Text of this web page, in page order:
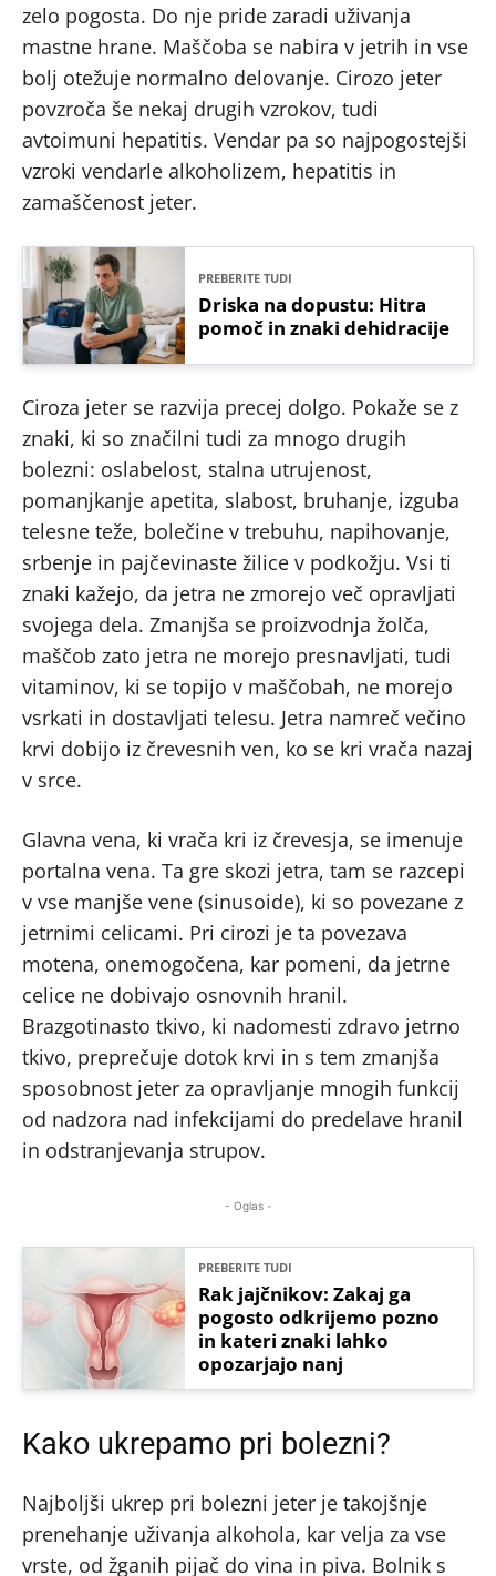
zelo pogosta. Do nje pride zaradi uživanja
mastne hrane. Maščoba se nabira v jetrih in vse
bolj otežuje normalno delovanje. Cirozo jeter
povzroča še nekaj drugih vzrokov, tudi
avtoimuni hepatitis. Vendar pa so najpogostejši
vzroki vendarle alkoholizem, hepatitis in
zamaščenost jeter.
PREBERITE TUDI
Driska na dopustu: Hitra
pomoč in znaki dehidracije
Ciroza jeter se razvija precej dolgo. Pokaže se z
znaki, ki so značilni tudi za mnogo drugih
bolezni: oslabelost, stalna utrujenost,
pomanjkanje apetita, slabost, bruhanje, izguba
telesne teže, bolečine v trebuhu, napihovanje,
srbenje in pajčevinaste žilice v podkožju. Vsi ti
znaki kažejo, da jetra ne zmorejo več opravljati
svojega dela. Zmanjša se proizvodnja žolča,
maščob zato jetra ne morejo presnavljati, tudi
vitaminov, ki se topijo v maščobah, ne morejo
vsrkati in dostavljati telesu. Jetra namreč večino
krvi dobijo iz črevesnih ven, ko se kri vrača nazaj
v srce.
Glavna vena, ki vrača kri iz črevesja, se imenuje
portalna vena. Ta gre skozi jetra, tam se razcepi
v vse manjše vene (sinusoide), ki so povezane z
jetrnimi celicami. Pri cirozi je ta povezava
motena, onemogočena, kar pomeni, da jetrne
celice ne dobivajo osnovnih hranil.
Brazgotinasto tkivo, ki nadomesti zdravo jetrno
tkivo, preprečuje dotok krvi in s tem zmanjša
sposobnost jeter za opravljanje mnogih funkcij
od nadzora nad infekcijami do predelave hranil
in odstranjevanja strupov.
- Oglas -
PREBERITE TUDI
Rak jajčnikov: Zakaj ga
pogosto odkrijemo pozno
in kateri znaki lahko
opozarjajo nanj
Kako ukrepamo pri bolezni?
Najboljši ukrep pri bolezni jeter je takojšnje
prenehanje uživanja alkohola, kar velja za vse
vrste, od žganih pijač do vina in piva. Bolnik s